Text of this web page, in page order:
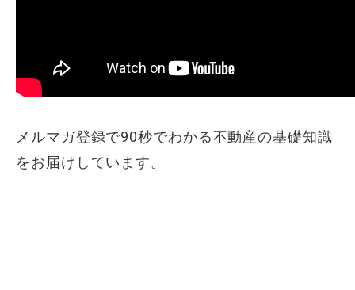
メルマガ登録で90秒でわかる不動産の基礎知識
をお届けしています。